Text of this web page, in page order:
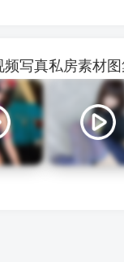
写真私房素材